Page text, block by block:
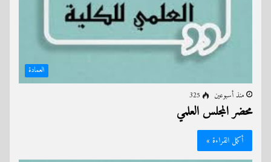
العمادة
منذ أسبوعين
325
محضر المجلس العلمي
أكمل القراءة »